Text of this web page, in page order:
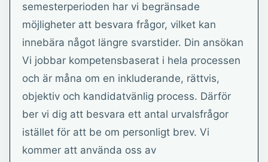
semesterperioden har vi begränsade
möjligheter att besvara frågor, vilket kan
innebära något längre svarstider. Din ansökan
Vi jobbar kompetensbaserat i hela processen
och är måna om en inkluderande, rättvis,
objektiv och kandidatvänlig process. Därför
ber vi dig att besvara ett antal urvalsfrågor
istället för att be om personligt brev. Vi
kommer att använda oss av